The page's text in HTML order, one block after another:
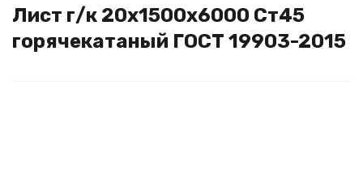
Лист г/к 20х1500x6000 Ст45
горячекатаный ГОСТ 19903-2015